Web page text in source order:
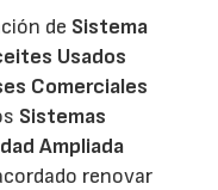
de Sistema
Usados
Comerciales
Sistemas
Ampliada
renovar